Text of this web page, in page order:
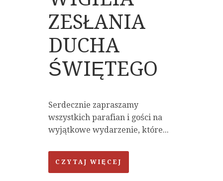
ZESŁANIA
DUCHA
ŚWIĘTEGO
Serdecznie zapraszamy
wszystkich parafian i gości na
wyjątkowe wydarzenie, które...
CZYTAJ WIĘCEJ